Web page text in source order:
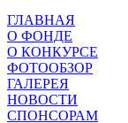
ГЛАВНАЯ
О ФОНДЕ
О КОНКУРСЕ
ФОТООБЗОР
ГАЛЕРЕЯ
НОВОСТИ
СПОНСОРАМ